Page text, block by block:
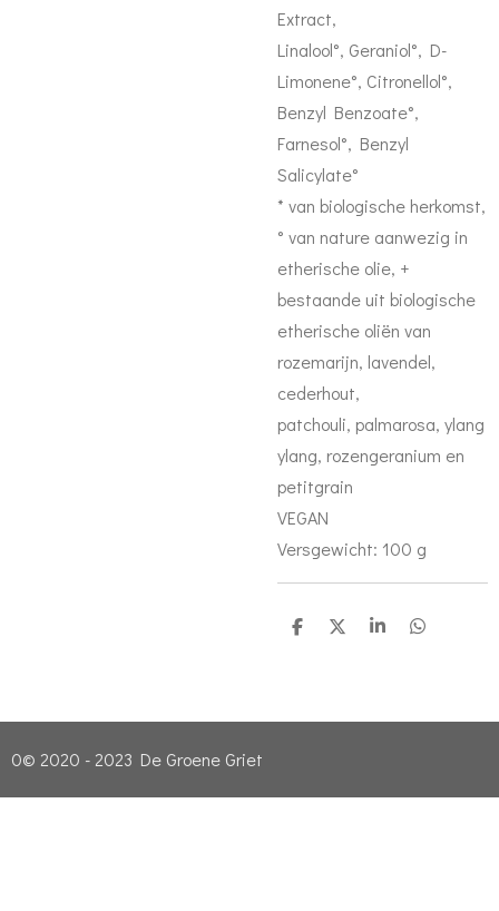
Extract,
Linalool°, Geraniol°, D-
Limonene°, Citronellol°,
Benzyl Benzoate°,
Farnesol°, Benzyl
Salicylate°
* van biologische herkomst,
° van nature aanwezig in
etherische olie, +
bestaande uit biologische
etherische oliën van
rozemarijn, lavendel,
cederhout,
patchouli, palmarosa, ylang
ylang, rozengeranium en
petitgrain
VEGAN
Versgewicht: 100 g
D
D
S
D
0© 2020 - 2023 De Groene Griet